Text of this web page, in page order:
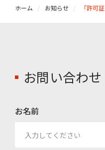
ホーム お知らせ 「許可
お問い合わせ
お名前